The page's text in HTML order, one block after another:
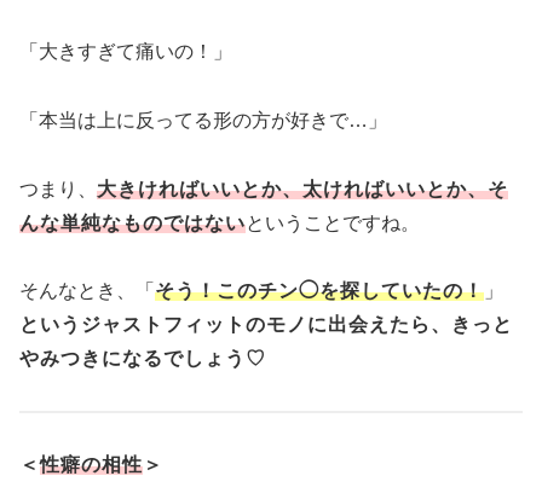
「大きすぎて痛いの！」
「本当は上に反ってる形の方が好きで…」
つまり、 大きければいいとか、太ければいいとか、そ
んな単純なものではないということですね。
そんなとき、「 そう！このチン◯を探していたの！ 」
というジャストフィットのモノに出会えたら、きっと
やみつきになるでしょう♡
＜性癖の相性 ＞